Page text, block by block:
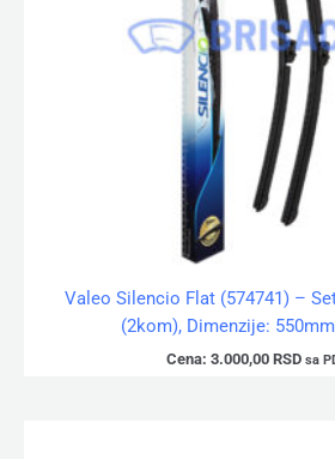
Valeo Silencio Flat (574741) –
(2kom), Dimenzije:
Cena: 3.000,00 RSD sa